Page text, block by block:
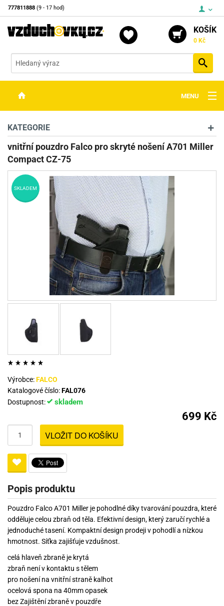
777811888 (9 - 17 hod)
KOŠÍK
0 Kč
MENU
OPTIKA
STŘELIVO
PŘÍSLUŠENSTVÍ
DETEKTORY KOVŮ
KATEGORIE
vnitřní pouzdro Falco pro skryté nošení A701 Miller
Compact CZ-75
SKLADEM
Výrobce:FALCO
Katalogové číslo:FAL076
Dostupnost:
skladem
699 Kč
VLOŽIT DO KOŠÍKU
Popis produktu
Pouzdro Falco A701 Miller je pohodlné díky tvarování pouzdra, které
odděluje celou zbraň od těla. Efektivní design, který zaručí rychlé a
jednoduché tasení. Kompaktní design prodeji v pohodlí a nízkou
hmotnost. Síťka zajišťuje vzdušnost.
celá hlaveň zbraně je krytá
zbraň není v kontaktu s tělem
pro nošení na vnitřní straně kalhot
ocelová spona na 40mm opasek
bez Zajištění zbraně v pouzdře